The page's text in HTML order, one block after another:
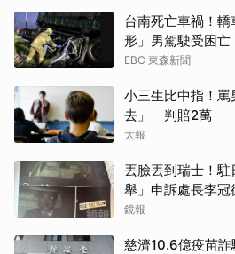
台南死亡車禍！
形」男駕駛受困亡
EBC 東森新聞
小三生比中指！罵
去」 判賠2萬
太報
丟臉丟到瑞士！
舉」申訴處長李
凌、超速仔拒繳
鏡報
慈濟10.6億疫苗